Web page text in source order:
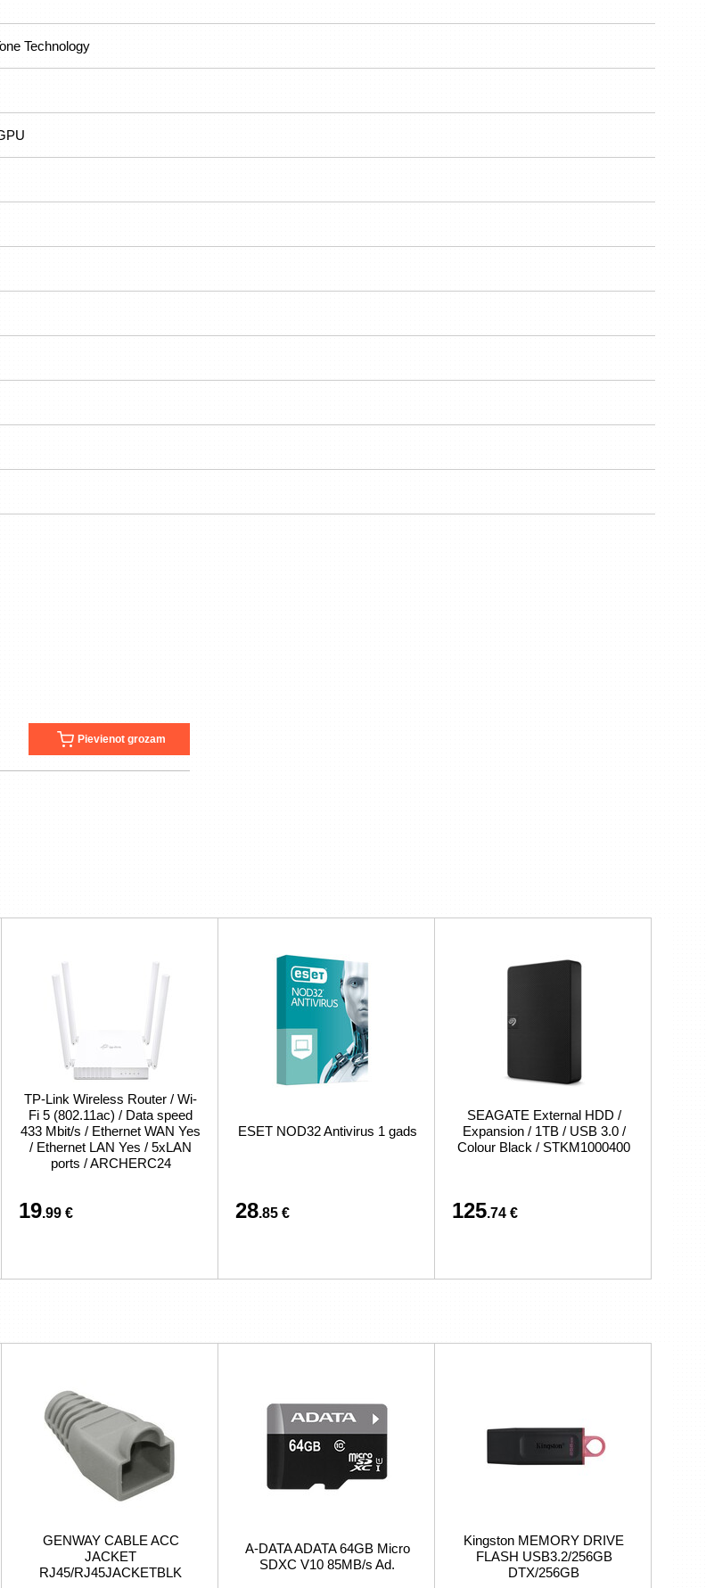
Technology
Pievienot grozam
TP-Link Wireless Router / Wi-
Fi 5 (802.11ac) / Data speed
433 Mbit/s / Ethernet WAN Yes
/ Ethernet LAN Yes / 5xLAN
ports / ARCHERC24
19.99 €
ESET NOD32 Antivirus 1 gads
28.85 €
SEAGATE External HDD /
Expansion / 1TB / USB 3.0 /
Colour Black / STKM1000400
125.74 €
GENWAY CABLE ACC
JACKET
RJ45/RJ45JACKETBLK
A-DATA ADATA 64GB Micro
SDXC V10 85MB/s Ad.
Kingston MEMORY DRIVE
FLASH USB3.2/256GB
DTX/256GB